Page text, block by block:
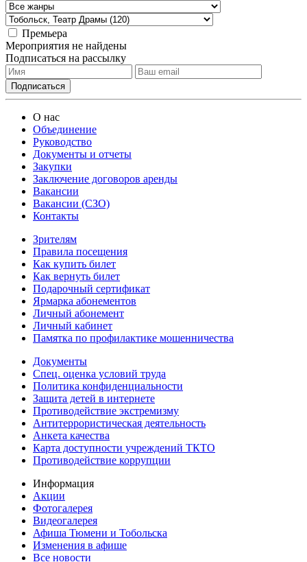
Премьера
Мероприятия не найдены
Подписаться на рассылку
О нас
Объединение
Руководство
Документы и отчеты
Закупки
Заключение договоров аренды
Вакансии
Вакансии (СЗО)
Контакты
Зрителям
Правила посещения
Как купить билет
Как вернуть билет
Подарочный сертификат
Ярмарка абонементов
Личный абонемент
Личный кабинет
Памятка по профилактике мошенничества
Документы
Спец. оценка условий труда
Политика конфиденциальности
Защита детей в интернете
Противодействие экстремизму
Антитеррористическая деятельность
Анкета качества
Карта доступности учреждений ТКТО
Противодействие коррупции
Информация
Акции
Фотогалерея
Видеогалерея
Афиша Тюмени и Тобольска
Изменения в афише
Все новости